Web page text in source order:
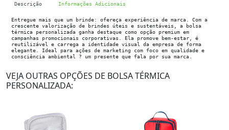
Descrição Informações Adicionais
Entregue mais que um brinde: ofereça experiência de marca. Com a
crescente valorização de brindes úteis e sustentáveis, a bolsa
térmica personalizada ganha destaque como opção premium em
campanhas promocionais corporativas. Ela promove bem-estar, é
reutilizável e carrega a identidade visual da empresa de forma
elegante. Ideal para ações de marketing com foco em qualidade e
consciência ambiental ? um presente que fala por sua marca.
VEJA OUTRAS OPÇÕES DE BOLSA TÉRMICA
PERSONALIZADA: